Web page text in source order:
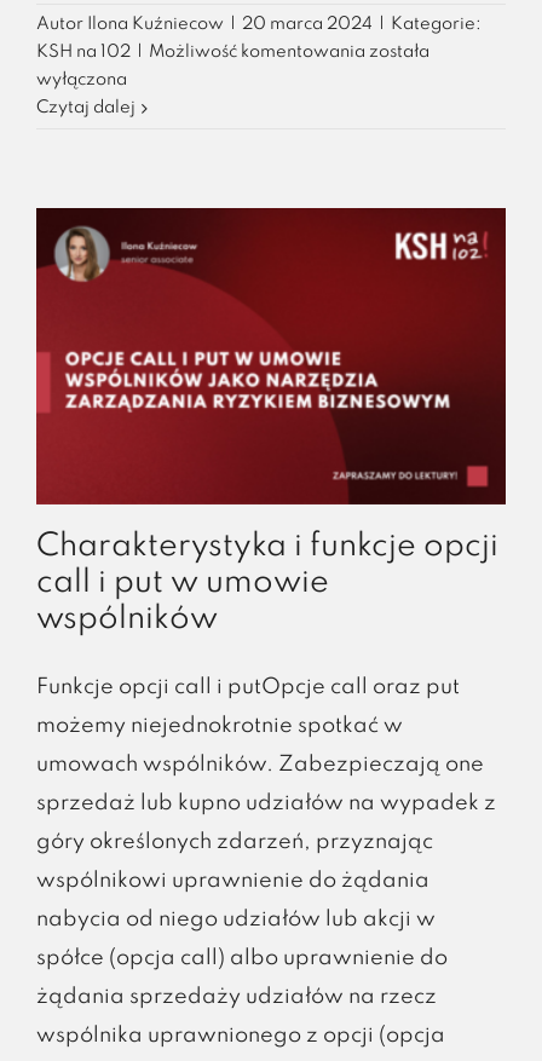
Autor Ilona Kuźniecow 20 marca 2024
Kategorie:
KSH na 102
Możliwość komentowania Klauzula
została
wyłączona
Czytaj dalej
Charakterystyka i funkcje opcji
call i put w umowie
wspólników
Funkcje opcji call i putOpcje call oraz put
możemy niejednokrotnie spotkać w
umowach wspólników. Zabezpieczają one
sprzedaż lub kupno udziałów na wypadek z
góry określonych zdarzeń, przyznając
wspólnikowi uprawnienie do żądania
nabycia od niego udziałów lub akcji w
spółce (opcja call) albo uprawnienie do
żądania sprzedaży udziałów na rzecz
wspólnika uprawnionego z opcji (opcja